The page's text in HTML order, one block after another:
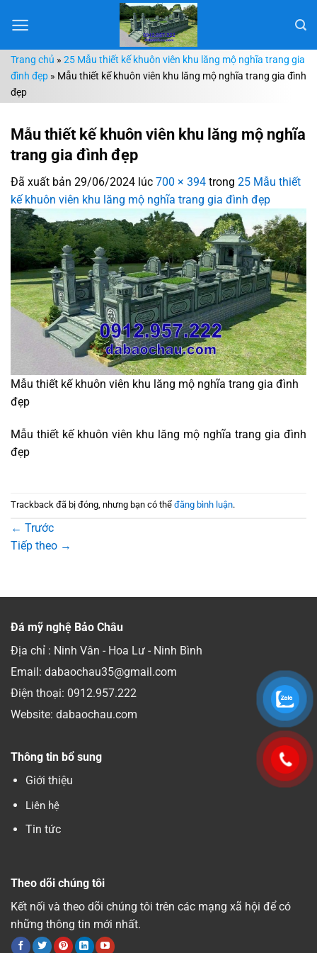
đến
dungTrang chủ » 25 Mẫu thiết kế khuôn viên khu lăng mộ nghĩa trang gia
đình đẹp » Mẫu thiết kế khuôn viên khu lăng mộ nghĩa trang gia đình
đẹp
Mẫu thiết kế khuôn viên khu lăng mộ nghĩa
trang gia đình đẹp
Đã xuất bản 29/06/2024 lúc 700 × 394 trong 25 Mẫu thiết
kế khuôn viên khu lăng mộ nghĩa trang gia đình đẹp
Mẫu thiết kế khuôn viên khu lăng mộ nghĩa trang gia đình
đẹp
Mẫu thiết kế khuôn viên khu lăng mộ nghĩa trang gia đình
đẹp
Trackback đã bị đóng, nhưng bạn có thể đăng bình luận.
← Trước
Tiếp theo →
Đá mỹ nghệ Bảo Châu
Địa chỉ : Ninh Vân - Hoa Lư - Ninh Bình
Email: dabaochau35@gmail.com
Điện thoại: 0912.957.222
Website: dabaochau.com
Thông tin bổ sung
Giới thiệu
Liên hệ
Tin tức
Theo dõi chúng tôi
Kết nối và theo dõi chúng tôi trên các mạng xã hội để có
những thông tin mới nhất.